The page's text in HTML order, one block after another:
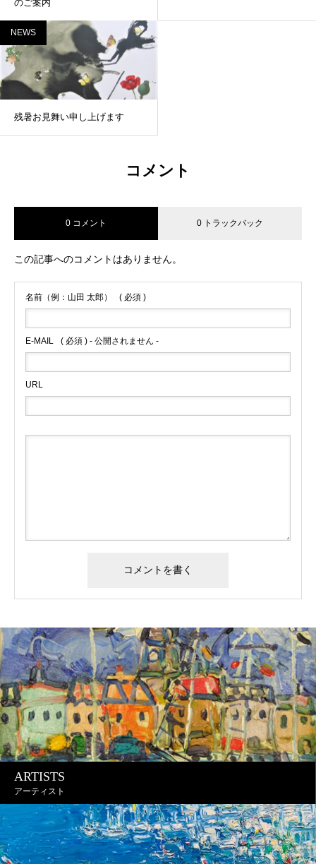
のご案内
NEWS
残暑お見舞い申し上げます
コメント
0 コメント 0 トラックバック
この記事へのコメントはありません。
名前（例：山田 太郎） ( 必須 )
E-MAIL ( 必須 ) - 公開されません -
URL
ARTISTS
アーティスト